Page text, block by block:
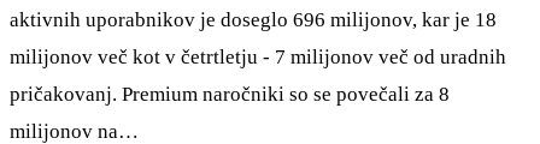
aktivnih uporabnikov je doseglo 696 milijonov, kar je 18
milijonov več kot v četrtletju - 7 milijonov več od uradnih
pričakovanj. Premium naročniki so se povečali za 8
milijonov na…